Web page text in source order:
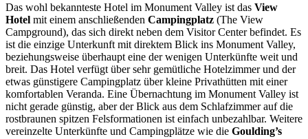
Das wohl bekannteste Hotel im Monument Valley ist das View
Hotel mit einem anschließenden Campingplatz (The View
Campground), das sich direkt neben dem Visitor Center befindet. Es
ist die einzige Unterkunft mit direktem Blick ins Monument Valley,
beziehungsweise überhaupt eine der wenigen Unterkünfte weit und
breit. Das Hotel verfügt über sehr gemütliche Hotelzimmer und der
etwas günstigere Campingplatz über kleine Privathütten mit einer
komfortablen Veranda. Eine Übernachtung im Monument Valley ist
nicht gerade günstig, aber der Blick aus dem Schlafzimmer auf die
rostbraunen spitzen Felsformationen ist einfach unbezahlbar. Weitere
vereinzelte Unterkünfte und Campingplätze wie die Goulding’s